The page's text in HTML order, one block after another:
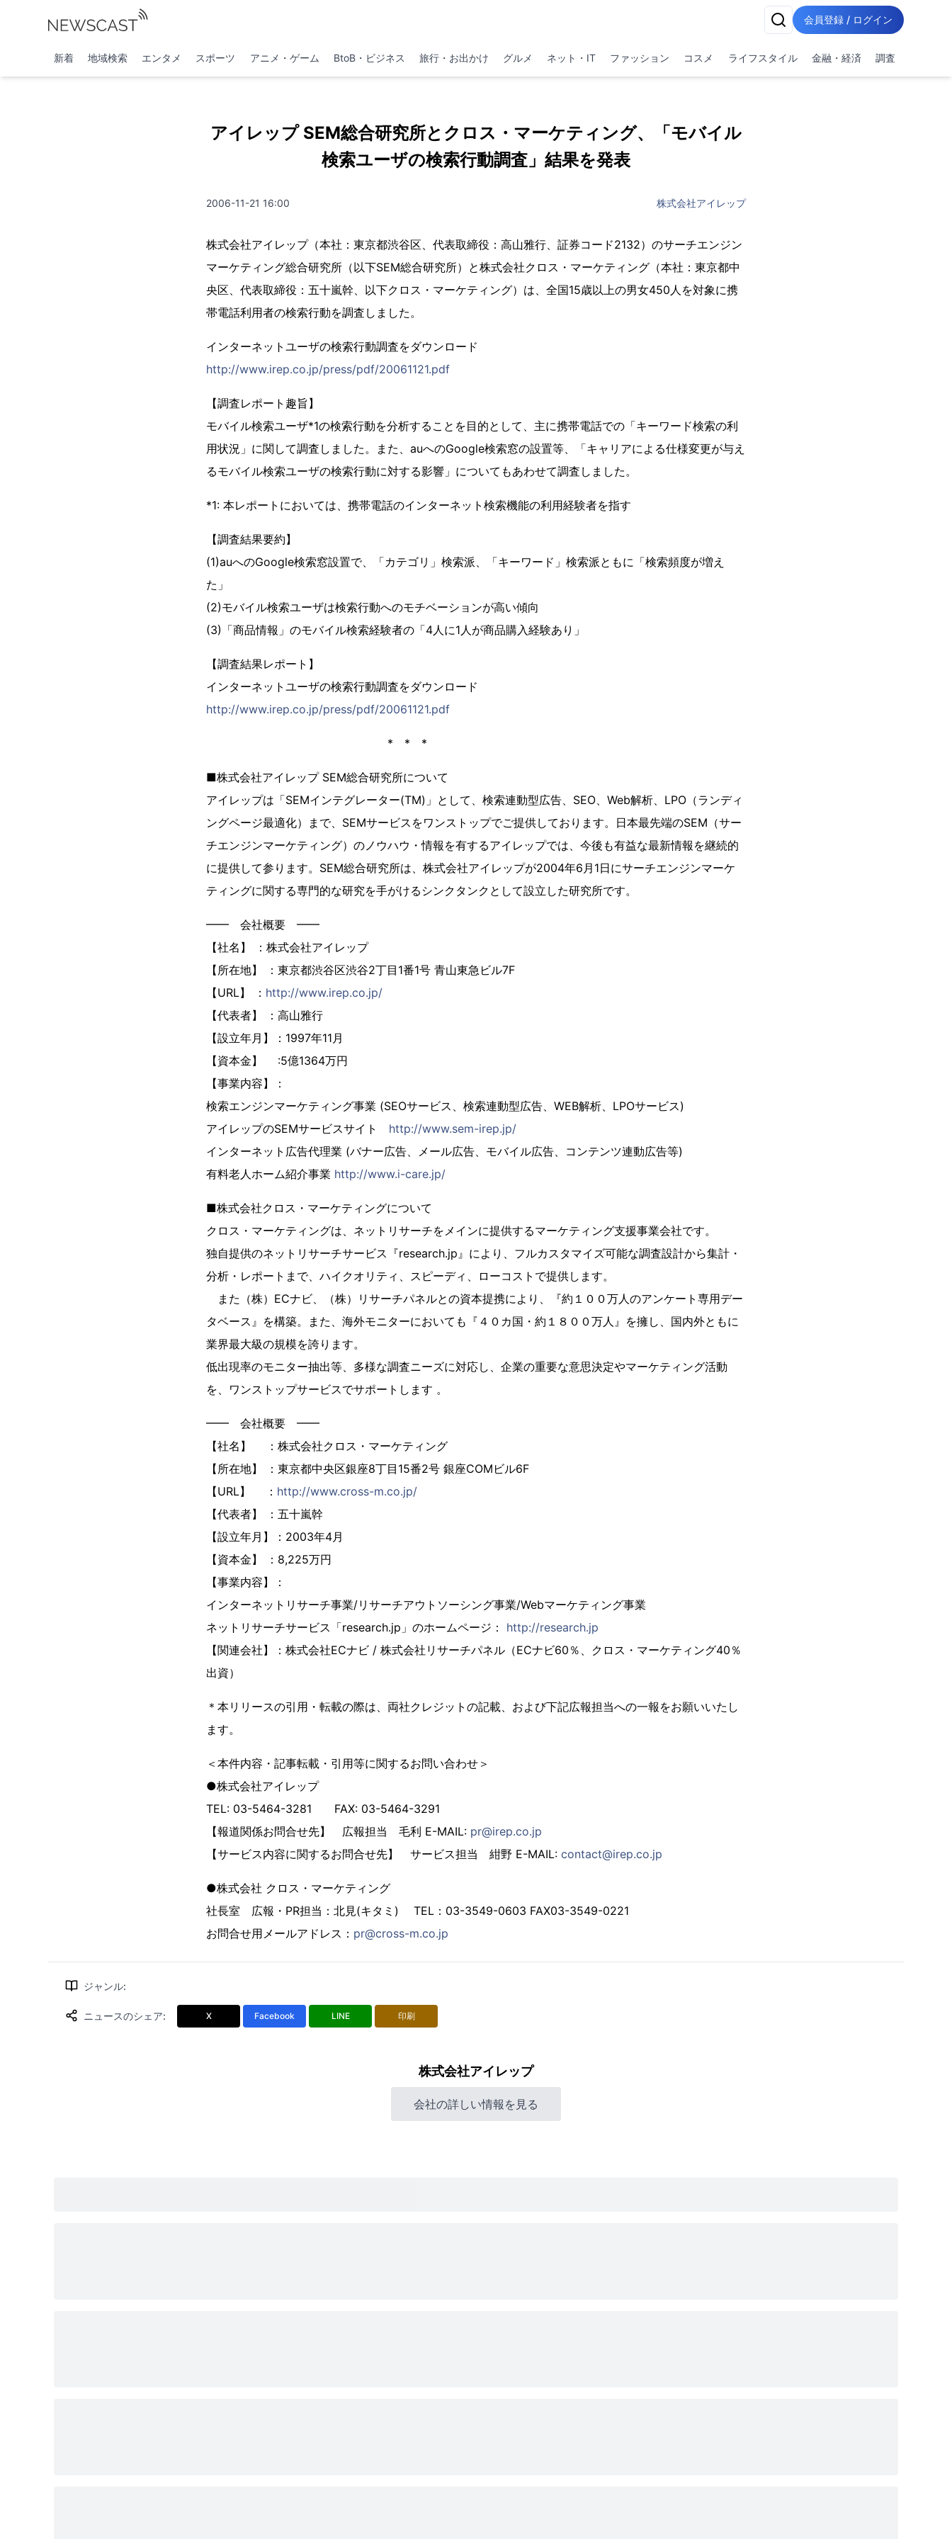
会員登録 / ログイン
新着 地域検索 エンタメ スポーツ アニメ・ゲーム BtoB・ビジネス 旅行・お出かけ グルメ ネット・IT ファッション コスメ ライフスタイル 金融・経済 調査
アイレップ SEM総合研究所とクロス・マーケティング、「モバイル
検索ユーザの検索行動調査」結果を発表
2006-11-21 16:00 株式会社アイレップ
株式会社アイレップ（本社：東京都渋谷区、代表取締役：高山雅行、証券コード2132）のサーチエンジン
マーケティング総合研究所（以下SEM総合研究所）と株式会社クロス・マーケティング（本社：東京都中
央区、代表取締役：五十嵐幹、以下クロス・マーケティング）は、全国15歳以上の男女450人を対象に携
帯電話利用者の検索行動を調査しました。
インターネットユーザの検索行動調査をダウンロード
http://www.irep.co.jp/press/pdf/20061121.pdf
【調査レポート趣旨】
モバイル検索ユーザ*1の検索行動を分析することを目的として、主に携帯電話での「キーワード検索の利
用状況」に関して調査しました。また、auへのGoogle検索窓の設置等、「キャリアによる仕様変更が与え
るモバイル検索ユーザの検索行動に対する影響」についてもあわせて調査しました。
*1: 本レポートにおいては、携帯電話のインターネット検索機能の利用経験者を指す
【調査結果要約】
(1)auへのGoogle検索窓設置で、「カテゴリ」検索派、「キーワード」検索派ともに「検索頻度が増え
た」
(2)モバイル検索ユーザは検索行動へのモチベーションが高い傾向
(3)「商品情報」のモバイル検索経験者の「4人に1人が商品購入経験あり」
【調査結果レポート】
インターネットユーザの検索行動調査をダウンロード
http://www.irep.co.jp/press/pdf/20061121.pdf
* * *
■株式会社アイレップ SEM総合研究所について
アイレップは「SEMインテグレーター(TM)」として、検索連動型広告、SEO、Web解析、LPO（ランディ
ングページ最適化）まで、SEMサービスをワンストップでご提供しております。日本最先端のSEM（サー
チエンジンマーケティング）のノウハウ・情報を有するアイレップでは、今後も有益な最新情報を継続的
に提供して参ります。SEM総合研究所は、株式会社アイレップが2004年6月1日にサーチエンジンマーケ
ティングに関する専門的な研究を手がけるシンクタンクとして設立した研究所です。
━━ 会社概要 ━━
【社名】 ：株式会社アイレップ
【所在地】 ：東京都渋谷区渋谷2丁目1番1号 青山東急ビル7F
【URL】 ： http://www.irep.co.jp/
【代表者】 ：高山雅行
【設立年月】：1997年11月
【資本金】 :5億1364万円
【事業内容】：
検索エンジンマーケティング事業 (SEOサービス、検索連動型広告、WEB解析、LPOサービス)
アイレップのSEMサービスサイト http://www.sem-irep.jp/
インターネット広告代理業 (バナー広告、メール広告、モバイル広告、コンテンツ連動広告等)
有料老人ホーム紹介事業 http://www.i-care.jp/
■株式会社クロス・マーケティングについて
クロス・マーケティングは、ネットリサーチをメインに提供するマーケティング支援事業会社です。
独自提供のネットリサーチサービス『research.jp』により、フルカスタマイズ可能な調査設計から集計・
分析・レポートまで、ハイクオリティ、スピーディ、ローコストで提供します。
また（株）ECナビ、（株）リサーチパネルとの資本提携により、『約１００万人のアンケート専用デー
タベース』を構築。また、海外モニターにおいても『４０カ国・約１８００万人』を擁し、国内外ともに
業界最大級の規模を誇ります。
低出現率のモニター抽出等、多様な調査ニーズに対応し、企業の重要な意思決定やマーケティング活動
を、ワンストップサービスでサポートします 。
━━ 会社概要 ━━
【社名】 ：株式会社クロス・マーケティング
【所在地】 ：東京都中央区銀座8丁目15番2号 銀座COMビル6F
【URL】 ： http://www.cross-m.co.jp/
【代表者】 ：五十嵐幹
【設立年月】：2003年4月
【資本金】 ：8,225万円
【事業内容】：
インターネットリサーチ事業/リサーチアウトソーシング事業/Webマーケティング事業
ネットリサーチサービス「research.jp」のホームページ： http://research.jp
【関連会社】：株式会社ECナビ / 株式会社リサーチパネル（ECナビ60％、クロス・マーケティング40％
出資）
＊本リリースの引用・転載の際は、両社クレジットの記載、および下記広報担当への一報をお願いいたし
ます。
＜本件内容・記事転載・引用等に関するお問い合わせ＞
●株式会社アイレップ
TEL: 03-5464-3281 FAX: 03-5464-3291
【報道関係お問合せ先】 広報担当 毛利 E-MAIL: pr@irep.co.jp
【サービス内容に関するお問合せ先】 サービス担当 紺野 E-MAIL: contact@irep.co.jp
●株式会社 クロス・マーケティング
社長室 広報・PR担当：北見(キタミ) TEL：03-3549-0603 FAX03-3549-0221
お問合せ用メールアドレス： pr@cross-m.co.jp
ジャンル:
ニュースのシェア: X Facebook LINE 印刷
株式会社アイレップ
会社の詳しい情報を見る